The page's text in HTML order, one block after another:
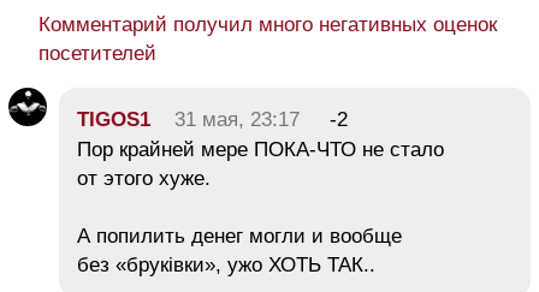
Комментарий получил много негативных оценок
посетителей
TIGOS1 31 мая, 23:17
-2
Пор крайней мере ПОКА-ЧТО не стало
от этого хуже.
А попилить денег могли и вообще
без «бруківки», ужо ХОТЬ ТАК..